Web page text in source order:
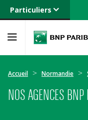
Particuliers
Banque privée
Entreprises
Accueil Normandie
NOS AGENCES BNP